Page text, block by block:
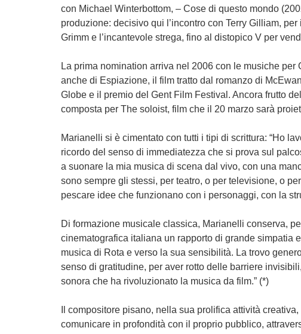
con Michael Winterbottom, – Cose di questo mondo
produzione: decisivo qui l’incontro con Terry Gilliam,
Grimm e l’incantevole strega, fino al distopico V per
La prima nomination arriva nel 2006 con le musiche
anche di Espiazione, il film tratto dal romanzo di
Globe e il premio del Gent Film Festival. Ancora frutto
composta per The soloist, film che il 20 marzo sarà
Marianelli si è cimentato con tutti i tipi di scrittura: “Ho
ricordo del senso di immediatezza che si prova sul
a suonare la mia musica di scena dal vivo, con una
sono sempre gli stessi, per teatro, o per televisione, o
pescare idee che funzionano con i personaggi, con la
Di formazione musicale classica, Marianelli conserva,
cinematografica italiana un rapporto di grande simpatia
musica di Rota e verso la sua sensibilità. La trovo
senso di gratitudine, per aver rotto delle barriere
sonora che ha rivoluzionato la musica da film.” (*)
Il compositore pisano, nella sua prolifica attività
comunicare in profondità con il proprio pubblico,